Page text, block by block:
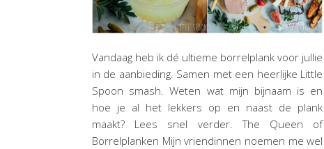
Vandaag heb ik dé ultieme borrelplank voor jullie
in de aanbieding. Samen met een heerlijke Little
Spoon smash. Weten wat mijn bijnaam is en
hoe je al het lekkers op en naast de plank
maakt? Lees snel verder. The Queen of
Borrelplanken Mijn vriendinnen noemen me wel